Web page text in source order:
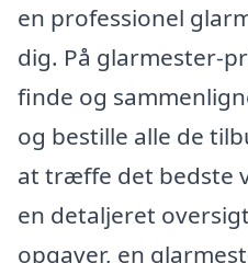
en professionel
dig. På glarmester-
finde og
og bestille alle de
at træffe det bedste
en detaljeret
opgaver, en